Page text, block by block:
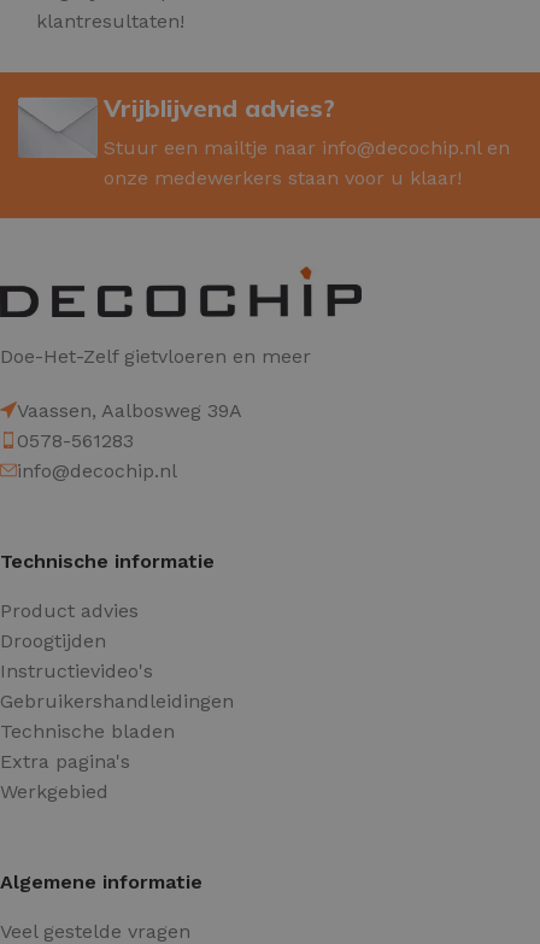
klantresultaten!
Vrijblijvend advies?
Stuur een mailtje naar info@decochip.nl en
onze medewerkers staan voor u klaar!
Doe-Het-Zelf gietvloeren en meer
Vaassen, Aalbosweg 39A
0578-561283
info@decochip.nl
Technische informatie
Product advies
Droogtijden
Instructievideo's
Gebruikershandleidingen
Technische bladen
Extra pagina's
Werkgebied
Algemene informatie
Veel gestelde vragen